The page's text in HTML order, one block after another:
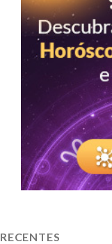
RECENTES